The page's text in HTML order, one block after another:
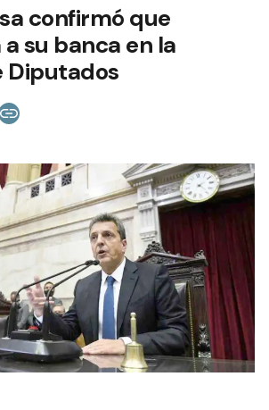
confirmó que
su banca en la
Diputados